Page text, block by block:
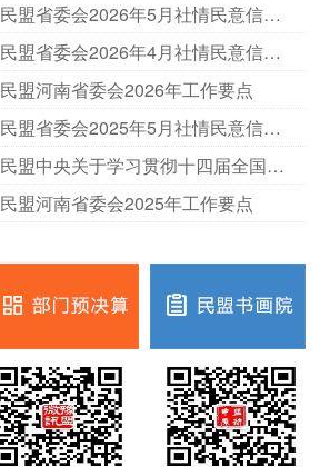
民盟省委会2026年5月社情民意信息情况通报
民盟省委会2026年4月社情民意信息情况通报
民盟河南省委会2026年工作要点
民盟省委会2025年5月社情民意信息情况通报
民盟中央关于学习贯彻十四届全国人大三次会议和全国政协十四届三次会议精神的决定
民盟河南省委会2025年工作要点